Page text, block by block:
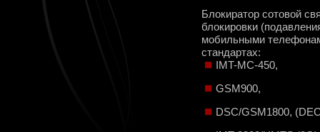
Блокиратор сотовой
блокировки
мобильными
стандартах:
IMT-MC-450,
GSM900,
DSC/GSM1800,